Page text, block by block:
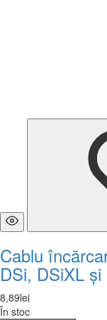
Cablu
DSi, DSiXL și
8,89lei
În stoc